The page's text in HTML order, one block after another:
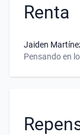
Renta
Jaiden
Pensando en